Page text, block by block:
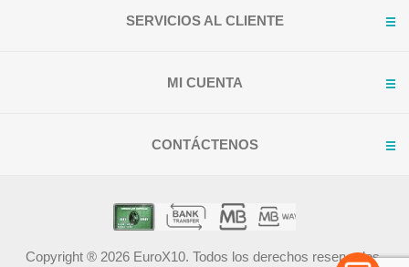
SERVICIOS AL CLIENTE
MI CUENTA
CONTÁCTENOS
Copyright ® 2026 EuroX10. Todos los derechos reservados.